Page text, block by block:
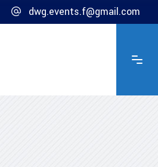
dwg.events.f@gmail.com